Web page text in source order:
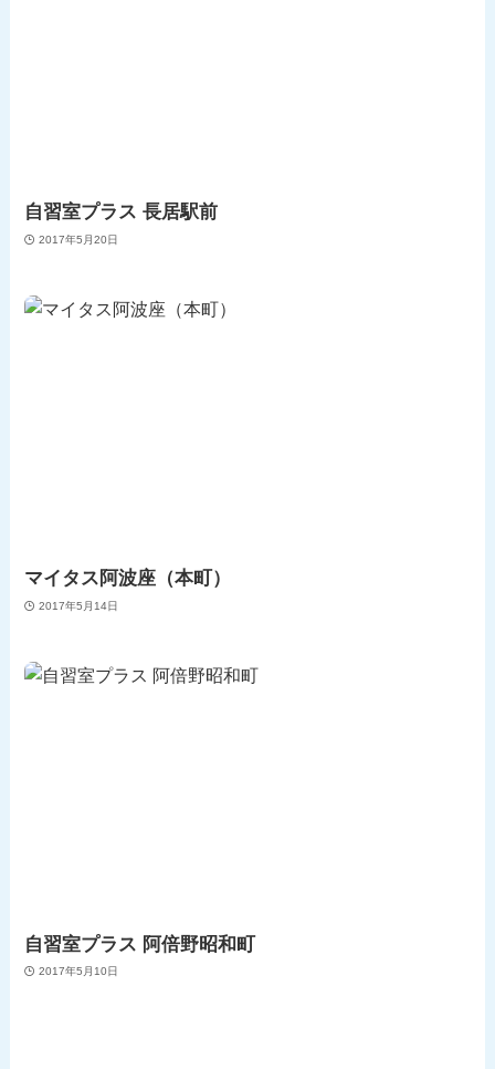
自習室プラス 長居駅前
2017年5月20日
マイタス阿波座（本町）
2017年5月14日
自習室プラス 阿倍野昭和町
2017年5月10日